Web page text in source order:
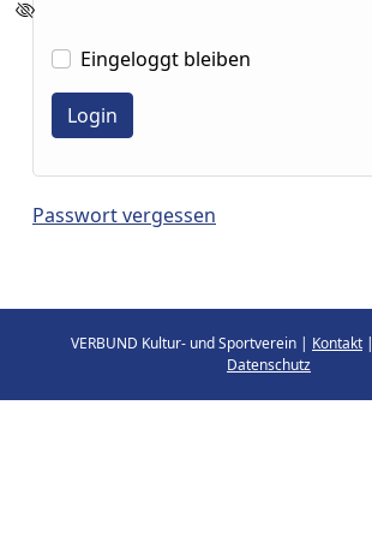
Eingeloggt bleiben
Passwort vergessen
VERBUND Kultur- und Sportverein | Kontakt |
Datenschutz